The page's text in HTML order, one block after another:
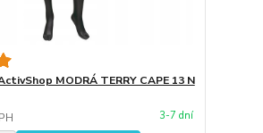
MODRÁ TERRY CAPE 13 N
3-7 dní